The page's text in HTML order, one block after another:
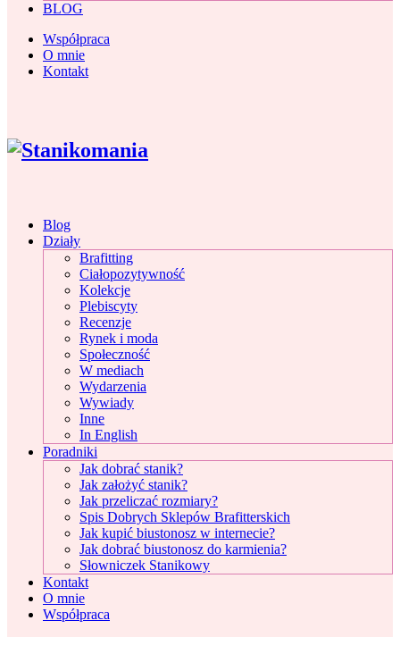
BLOG
Współpraca
O mnie
Kontakt
Blog
Działy
Brafitting
Ciałopozytywność
Kolekcje
Plebiscyty
Recenzje
Rynek i moda
Społeczność
W mediach
Wydarzenia
Wywiady
Inne
In English
Poradniki
Jak dobrać stanik?
Jak założyć stanik?
Jak przeliczać rozmiary?
Spis Dobrych Sklepów Brafitterskich
Jak kupić biustonosz w internecie?
Jak dobrać biustonosz do karmienia?
Słowniczek Stanikowy
Kontakt
O mnie
Współpraca